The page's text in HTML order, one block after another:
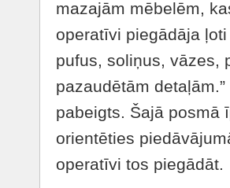
mazajām mēbelēm,
operatīvi piegādāja
pufus, soliņus, vāzes,
pazaudētām
pabeigts. Šajā posmā
orientēties
operatīvi tos piegādāt.